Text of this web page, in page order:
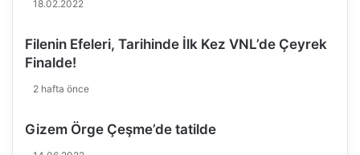
18.02.2022
Filenin Efeleri, Tarihinde İlk Kez VNL’de Çeyrek
Finalde!
2 hafta önce
Gizem Örge Çeşme’de tatilde